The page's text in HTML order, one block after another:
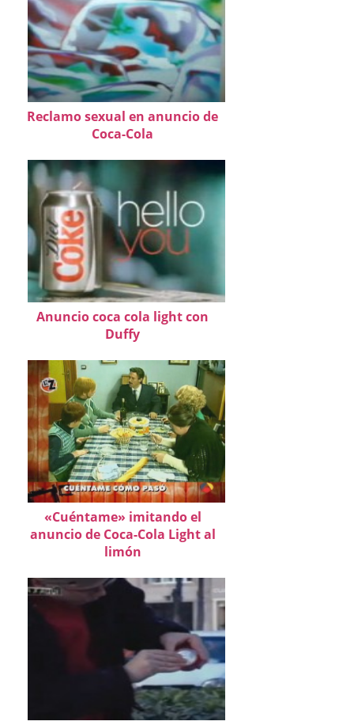
Reclamo sexual en anuncio de
Coca-Cola
Anuncio coca cola light con
Duffy
«Cuéntame» imitando el
anuncio de Coca-Cola Light al
limón